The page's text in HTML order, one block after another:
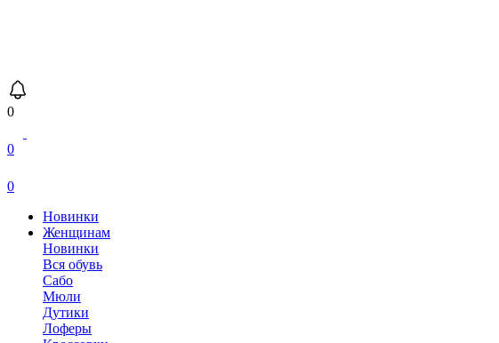
0
0
0
Новинки
Женщинам
Новинки
Вся обувь
Сабо
Мюли
Дутики
Лоферы